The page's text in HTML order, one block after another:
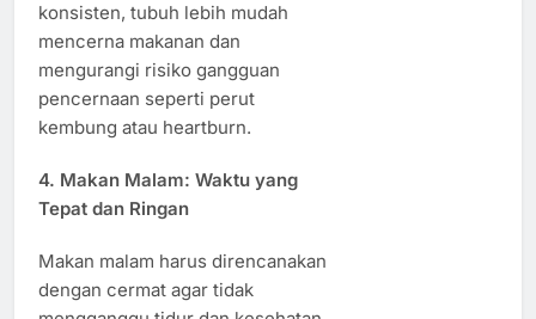
konsisten, tubuh lebih mudah
mencerna makanan dan
mengurangi risiko gangguan
pencernaan seperti perut
kembung atau heartburn.
4. Makan Malam: Waktu yang
Tepat dan Ringan
Makan malam harus direncanakan
dengan cermat agar tidak